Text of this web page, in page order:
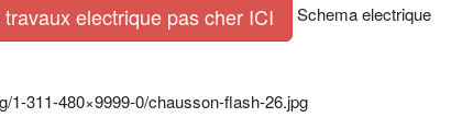
electrique pas cher ICI
Schema electrique
1-311-480×9999-0/chausson-flash-26.jpg